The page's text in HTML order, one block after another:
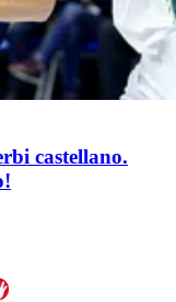
castellano.